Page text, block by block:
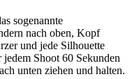
sogenannte
nach oben, Kopf
und jede Silhouette
Shoot 60 Sekunden
unten ziehen und halten.